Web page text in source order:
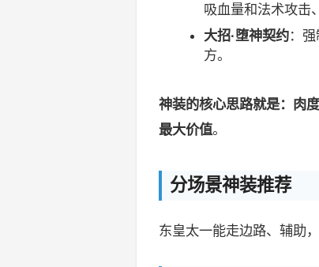
吸血量和法术攻击
大招·堕神契约：
方。
神装的核心思路就是：肉
最大价值。
分场景神装推荐
东皇太一能走边路、辅助